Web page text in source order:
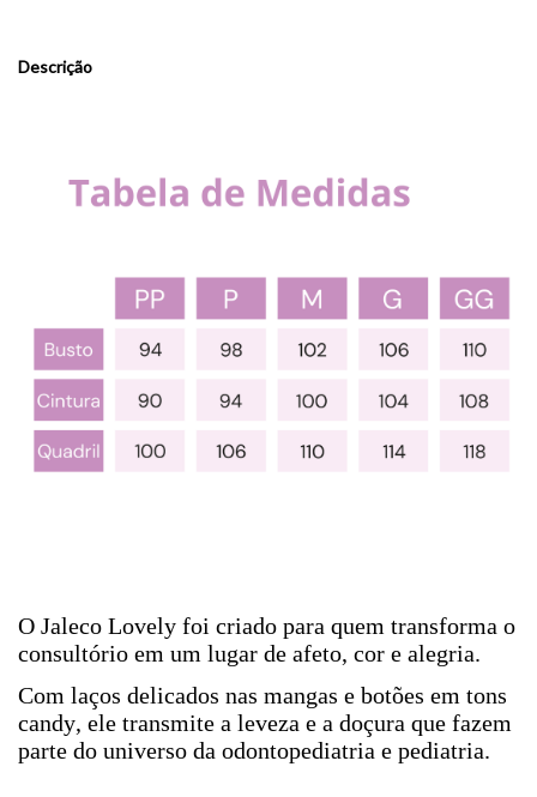
Descrição
O Jaleco Lovely foi criado para quem transforma o
consultório em um lugar de afeto, cor e alegria.
Com laços delicados nas mangas e botões em tons
candy, ele transmite a leveza e a doçura que fazem
parte do universo da odontopediatria e pediatria.